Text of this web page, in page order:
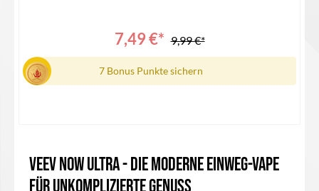
7,49 €* 9,99 €*
7 Bonus Punkte sichern
In den Warenkorb
VEEV Now Ultra - Die moderne Einweg-Vape